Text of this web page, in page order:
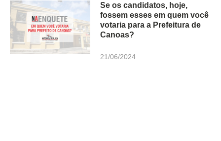
Se os candidatos, hoje,
fossem esses em quem você
votaria para a Prefeitura de
Canoas?
21/06/2024